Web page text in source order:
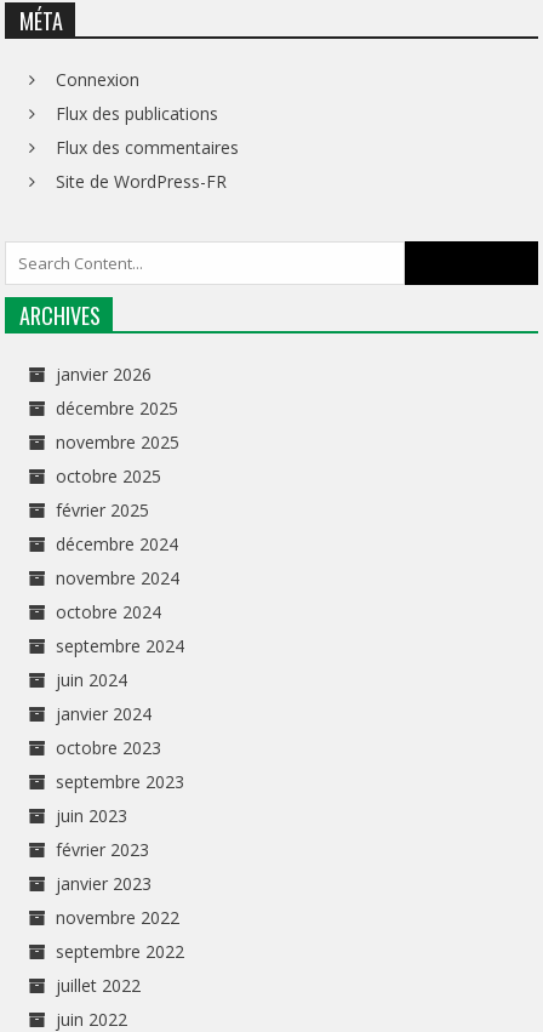
MÉTA
Connexion
Flux des publications
Flux des commentaires
Site de WordPress-FR
ARCHIVES
janvier 2026
décembre 2025
novembre 2025
octobre 2025
février 2025
décembre 2024
novembre 2024
octobre 2024
septembre 2024
juin 2024
janvier 2024
octobre 2023
septembre 2023
juin 2023
février 2023
janvier 2023
novembre 2022
septembre 2022
juillet 2022
juin 2022